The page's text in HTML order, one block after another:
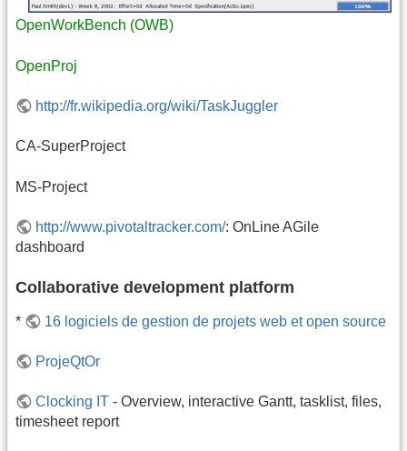
OpenWorkBench (OWB)
OpenProj
http://fr.wikipedia.org/wiki/TaskJuggler
CA-SuperProject
MS-Project
http://www.pivotaltracker.com/: OnLine AGile
dashboard
Collaborative development platform
* 16 logiciels de gestion de projets web et open source
ProjeQtOr
Clocking IT - Overview, interactive Gantt, tasklist, files,
timesheet report